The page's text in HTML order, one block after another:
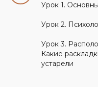
Урок 1.
Урок 2.
Урок 3.
Какие
устарели
Всем привет!